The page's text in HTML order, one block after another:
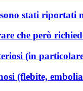
stati riportati
che però
(in
(flebite,